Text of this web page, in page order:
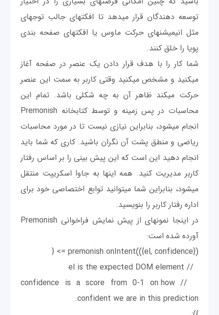
توسعه دهندگان قرار می‎دهد تا افکت‎های جالب توجه‎ای
مثل انیمیشن‎های حرکت ماوس یا افکت‎های صفحه بندی
پویا را خلق کنند.
شما کار را با هدف قرار دادن یک عنصر در صفحه آغاز
می‎کنید و مشخص می‎کنید وقتی کاربر به سمت این عنصر
حرکت می‎کند ظاهر آن به چه شکلی باشد. تمام این
محاسبات در پس زمینه و توسط کتابخانه Premonish
انجام می‎شود، بنابراین نیازی نیست تا در مورد محاسبات
ریاضی و منطق پشت آن نگران باشید. کاری که شما باید
انجام دهید این است که این پیش بینی را بر اساس رفتار
کاربر مدیریت کنید. همه اینها به جاوا اسکریپت منتقل
می‎شود، بنابراین شما می‎توانید توابع اختصاصی خود برای
اداره رفتار کاربر را بنويسید.
در اینجا نمونه‎ای از پیش نمایش فراخوانی Premonish
آورده شده است:
premonish.onIntent(({el, confidence}) => {
// el is the expected DOM element
// confidence is a score from 0-1 on how
confident we are in this prediction.